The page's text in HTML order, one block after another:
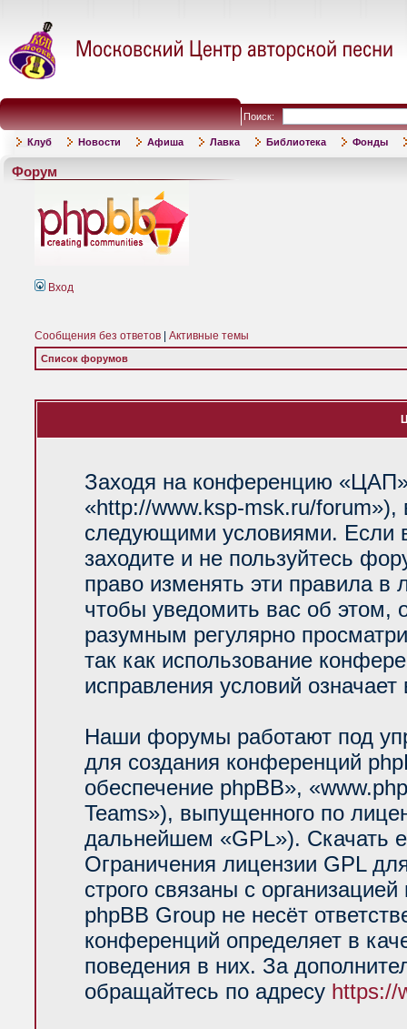
Поиск:
Клуб Новости Афиша Лавка Библиотека Фонды
Форум
Вход
Сообщения без ответов Активные темы
Список форумов
Заходя на конференцию
«http://www.ksp-msk.ru/forum»),
следующими условиями. Если
заходите и не пользуйтесь
право изменять эти правила
чтобы уведомить вас об
разумным регулярно
так как использование
исправления условий
Наши форумы работают под
для создания конференций
обеспечение phpBB»,
Teams»), выпущенного по
дальнейшем «GPL»). Скачать
Ограничения лицензии GPL
строго связаны с
phpBB Group не несёт
конференций определяет в
поведения в них. За
обращайтесь по адресу https://